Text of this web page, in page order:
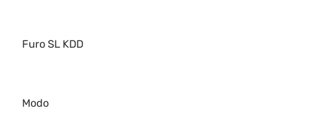
Furo SL KDD
Modo